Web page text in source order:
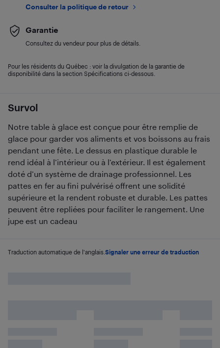
Survol
Notre table à glace est conçue pour être remplie de
glace pour garder vos aliments et vos boissons au frais
pendant une fête. Le dessus en plastique durable le
rend idéal à l’intérieur ou à l’extérieur. Il est également
doté d’un système de drainage professionnel. Les
pattes en fer au fini pulvérisé offrent une solidité
supérieure et la rendent robuste et durable. Les pattes
peuvent être repliées pour faciliter le rangement. Une
jupe est un cadeau
Traduction automatique de l'anglais. Signaler une erreur de traduction
Consulter la politique de retour
Garantie
Consultez du vendeur pour plus de détails.
Pour les résidents du Québec : voir la divulgation de la garantie de
disponibilité dans la section Spécifications ci-dessous.